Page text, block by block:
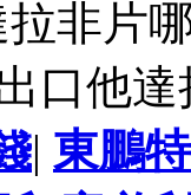
非片
口他
| 東鵬